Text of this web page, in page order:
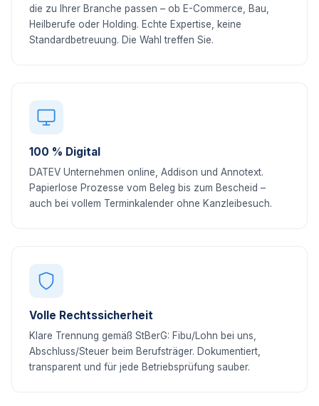
die zu Ihrer Branche passen – ob E-Commerce, Bau,
Heilberufe oder Holding. Echte Expertise, keine
Standardbetreuung. Die Wahl treffen Sie.
100 % Digital
DATEV Unternehmen online, Addison und Annotext.
Papierlose Prozesse vom Beleg bis zum Bescheid –
auch bei vollem Terminkalender ohne Kanzleibesuch.
Volle Rechtssicherheit
Klare Trennung gemäß StBerG: Fibu/Lohn bei uns,
Abschluss/Steuer beim Berufsträger. Dokumentiert,
transparent und für jede Betriebsprüfung sauber.